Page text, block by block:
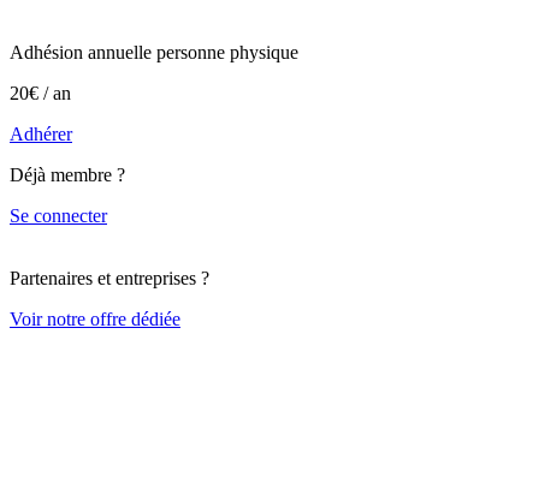
Adhésion annuelle personne physique
20€ / an
Adhérer
Déjà membre ?
Se connecter
Partenaires et entreprises ?
Voir notre offre dédiée